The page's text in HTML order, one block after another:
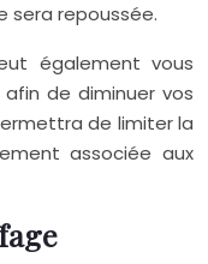
sera repoussée.
également vous
de diminuer vos
de limiter la
associée aux